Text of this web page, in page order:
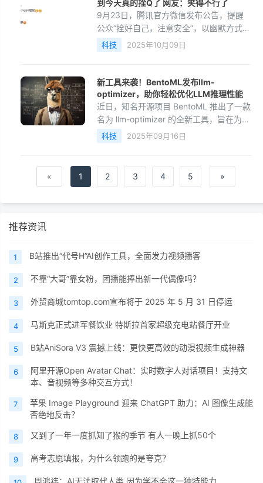
到今天真的拴Q了 网友：笑得不行了
9月23日，腾讯官方微信发布公告，提醒
公众“拴好自己，注意安全”，以幽默方式回
应台风“鹅”影响。网友反应热烈，评论区出
现创意互动，如提议制作“拴Q”周边、设计
科技 2025年10月09日
新工具来袭！BentoML发布llm-
optimizer，助你轻松优化LLM推理性能
近日，知名开源项目 BentoML 推出了一款
名为 llm-optimizer 的全新工具，旨在为开
发者提供一种简单而高效的方法来优化大
型语言模型（LLM）的推理性能。随着人
来越广泛，如何高效地部署和使用这些模
科技 2025年09月16日
« 1 2 3 4 5 »
推荐资讯
1 B站推出“代号H”AI创作工具，全面发力视频播客
2 不靠“大哥”靠女粉，团播能捧出新一代偶像吗？
3 外贸商城tomtop.com宣布将于 2025 年 5 月 31 日停运
4 马斯克正式进军餐饮业 特斯拉首家超级充电站餐厅开业
5 B站AniSora V3 震撼上线：更快更高效的动漫视频生成神器
6
阿里开源Open Avatar Chat：实时数字人对话项目！支持文
本、音视频等多种交互方式！
7
苹果 Image Playground 迎来 ChatGPT 助力：AI 图像生成能
否绝地反击？
8 又到了一年一度抓知了猴的季节 有人一晚上抓50个
9 高考志愿填报，为什么领跑的是夸克？
周鸿祎：AI无法取代人类 因为学不会这一独特能力